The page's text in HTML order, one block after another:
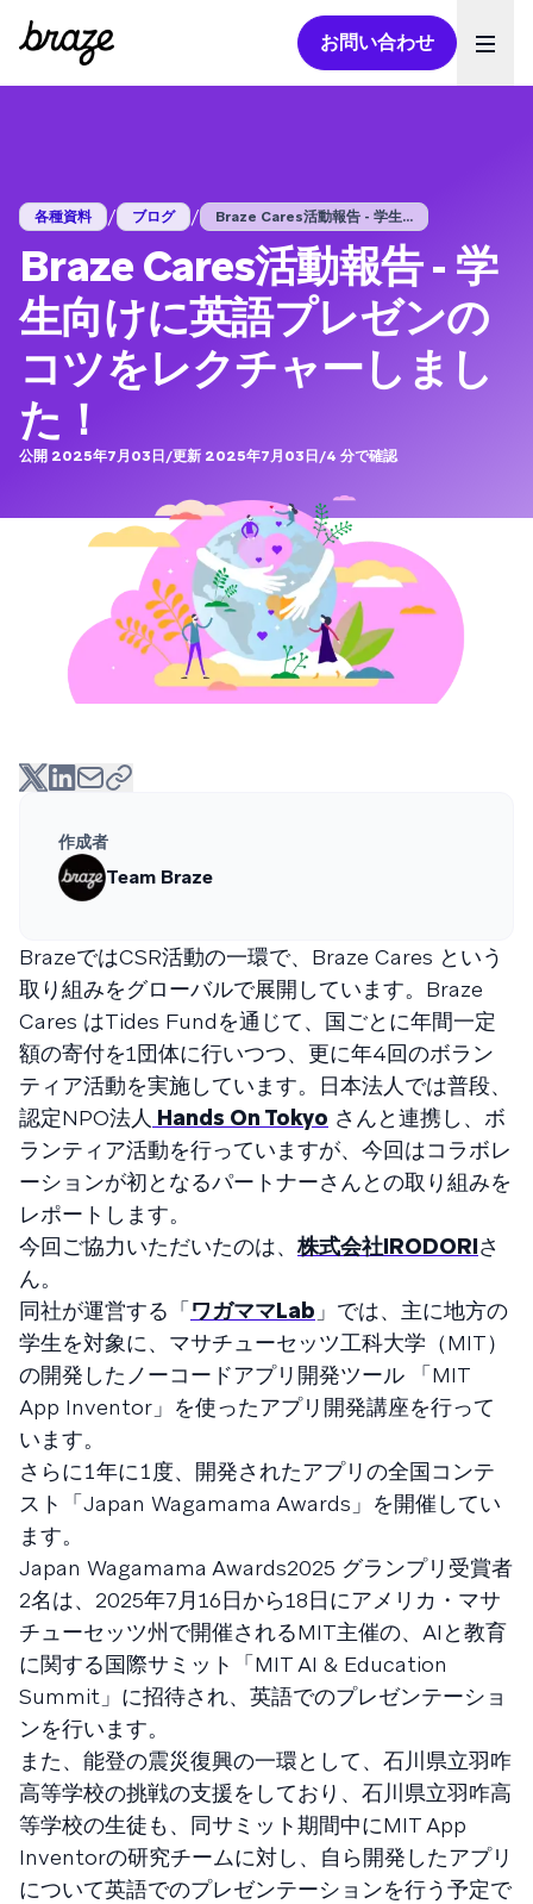
お問い合わせ
各種資料 / ブログ / Braze Cares活動報告 - 学生...
Braze Cares活動報告 - 学
生向けに英語プレゼンの
コツをレクチャーしまし
た！
公開 2025年7月03日/更新 2025年7月03日/4 分で確認
作成者
Team Braze
BrazeではCSR活動の一環で、Braze Cares という
取り組みをグローバルで展開しています。Braze
Cares はTides Fundを通じて、国ごとに年間一定
額の寄付を1団体に行いつつ、更に年4回のボラン
ティア活動を実施しています。日本法人では普段、
認定NPO法人 Hands On Tokyo さんと連携し、ボ
ランティア活動を行っていますが、今回はコラボレ
ーションが初となるパートナーさんとの取り組みを
レポートします。
今回ご協力いただいたのは、株式会社IRODORIさ
ん。
同社が運営する「ワガママLab 」では、主に地方の
学生を対象に、マサチューセッツ工科大学（MIT）
の開発したノーコードアプリ開発ツール 「MIT
App Inventor」を使ったアプリ開発講座を行って
います。
さらに１年に１度、開発されたアプリの全国コンテ
スト「Japan Wagamama Awards」を開催してい
ます。
Japan Wagamama Awards2025 グランプリ受賞者
2名は、2025年7月16日から18日にアメリカ・マサ
チューセッツ州で開催されるMIT主催の、AIと教育
に関する国際サミット「MIT AI & Education
Summit」に招待され、英語でのプレゼンテーショ
ンを行います。
また、能登の震災復興の一環として、石川県立羽咋
高等学校の挑戦の支援をしており、石川県立羽咋高
等学校の生徒も、同サミット期間中にMIT App
Inventorの研究チームに対し、自ら開発したアプリ
について英語でのプレゼンテーションを行う予定で